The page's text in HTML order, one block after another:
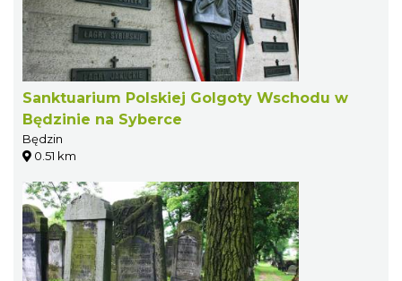
Sanktuarium Polskiej Golgoty Wschodu w
Będzinie na Syberce
Będzin
0.51 km